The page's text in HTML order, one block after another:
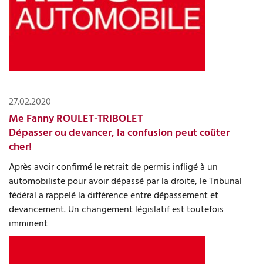
27.02.2020
Me Fanny ROULET-TRIBOLET
Dépasser ou devancer, la confusion peut coûter
cher!
Après avoir confirmé le retrait de permis infligé à un
automobiliste pour avoir dépassé par la droite, le Tribunal
fédéral a rappelé la différence entre dépassement et
devancement. Un changement législatif est toutefois
imminent